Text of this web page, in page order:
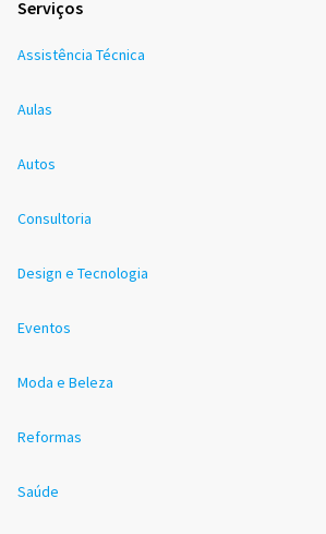
Serviços
Assistência Técnica
Aulas
Autos
Consultoria
Design e Tecnologia
Eventos
Moda e Beleza
Reformas
Saúde